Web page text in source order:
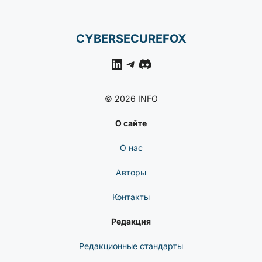
CYBERSECUREFOX
LinkedIn
Telegram
Discord
© 2026 INFO
О сайте
О нас
Авторы
Контакты
Редакция
Редакционные стандарты